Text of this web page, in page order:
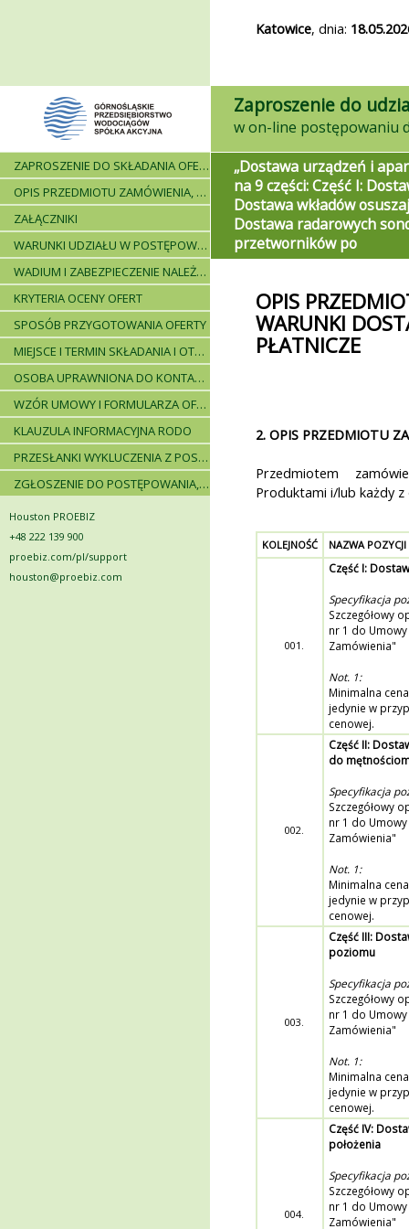
Katowice, dnia:
Zaproszenie do
ZAPROSZENIE DO SKŁADANIA OFERT - INFORMACJE OGÓLNE
OPIS PRZEDMIOTU ZAMÓWIENIA, WARUNKI DOSTAWY, WARUNKI PŁATNICZE
ZAŁĄCZNIKI
WARUNKI UDZIAŁU W POSTĘPOWANIU I WYKAZ WYMAGANYCH DOKUMENTÓW
WADIUM I ZABEZPIECZENIE NALEŻYTEGO WYKONANIA UMOWY
KRYTERIA OCENY OFERT
SPOSÓB PRZYGOTOWANIA OFERTY
MIEJSCE I TERMIN SKŁADANIA I OTWARCIA OFERT - PRZEBIEG POSTĘPOWANIA
OSOBA UPRAWNIONA DO KONTAKTÓW
WZÓR UMOWY I FORMULARZA OFERTOWEGO
KLAUZULA INFORMACYJNA RODO
PRZESŁANKI WYKLUCZENIA Z POSTĘPOWANIA
ZGŁOSZENIE DO POSTĘPOWANIA, ZASADY I INSTRUKCJE
Houston PROEBIZ
+48 222 139 900
proebiz.com/pl/support
houston@proebiz.com
„Dostawa urządzeń i
na 9 części: Część I:
Dostawa wkładów
Dostawa radarowych
przetworników po
OPIS
WARUNKI
PŁATNICZE
2. OPIS PRZEDMIOTU
Przedmiotem
Produktami i/lub każdy
KOLEJNOŚĆ NAZWA POZYCJI
001.
Część I:
Specyfikacja
Szczegółowy
nr 1 do
Zamówienia"
Not. 1:
Minimalna
jedynie w
cenowej.
002.
Część II:
do
Specyfikacja
Szczegółowy
nr 1 do
Zamówienia"
Not. 1:
Minimalna
jedynie w
cenowej.
003.
Część III:
poziomu
Specyfikacja
Szczegółowy
nr 1 do
Zamówienia"
Not. 1:
Minimalna
jedynie w
cenowej.
004.
Część IV:
położenia
Specyfikacja
Szczegółowy
nr 1 do
Zamówienia"